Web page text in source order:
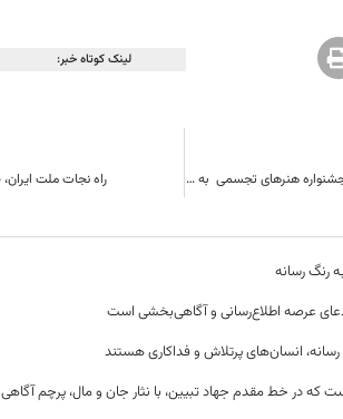
لینک کوتاه خبر:
نمایشگاه تجسم هنر خراسان جنوبی جشنواره هنرهای تجسمی به مناسب فجر انقلاب اسلامی افتتاح شد راه نجات ملت
رنگ رسانه
عرصه اطلاع‌رسانی و آگاهی‌بخشی است
رسانه، انسان‌های پرتلاش و فداکاری هستند
که در خط مقدم جهاد تبیین، با نثار جان و مال، پرچم